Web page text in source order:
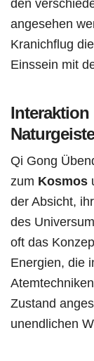
angesehen
Kranichflug
Einssein mit
Qi Gong
zum Kosmos
der Absicht,
des
oft das
Energien, die
Zustand
unendlichen